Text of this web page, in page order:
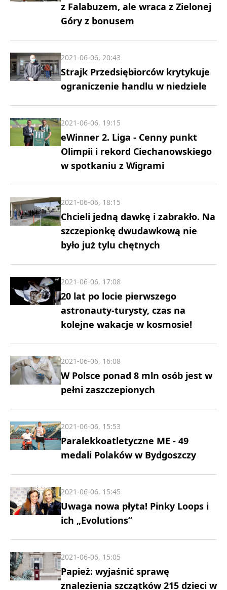
z Falabuzem, ale wraca z Zielonej
Góry z bonusem
Strajk Przedsiębiorców krytykuje
ograniczenie handlu w niedziele
2021-06-06, 20:43
eWinner 2. Liga - Cenny punkt
Olimpii i rekord Ciechanowskiego
w spotkaniu z Wigrami
2021-06-06, 19:15
Chcieli jedną dawkę i zabrakło. Na
szczepionkę dwudawkową nie
było już tylu chętnych
2021-06-06, 18:15
20 lat po locie pierwszego
astronauty-turysty, czas na
kolejne wakacje w kosmosie!
2021-06-06, 17:08
W Polsce ponad 8 mln osób jest w
pełni zaszczepionych
2021-06-06, 16:08
Paralekkoatletyczne ME - 49
medali Polaków w Bydgoszczy
2021-06-06, 15:53
Uwaga nowa płyta! Pinky Loops i
ich „Evolutions”
2021-06-06, 15:45
Papież: wyjaśnić sprawę
znalezienia szczątków 215 dzieci w
2021-06-06, 15:05